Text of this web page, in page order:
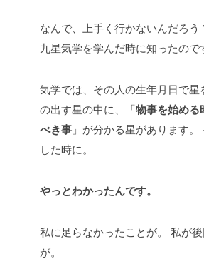
なんで、上手く行かないんだろう
九星気学を学んだ時に知ったので
気学では、その人の生年月日で星
の出す星の中に、「物事を始める
べき事 」が分かる星があります。
した時に。
やっとわかったんです。
私に足らなかったことが。
私が
が。